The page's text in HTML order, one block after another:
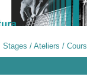
Stages / Ateliers / Cours